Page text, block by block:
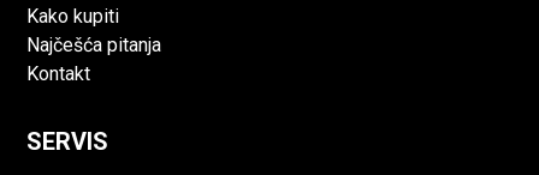
Kako kupiti
Najčešća pitanja
Kontakt
SERVIS